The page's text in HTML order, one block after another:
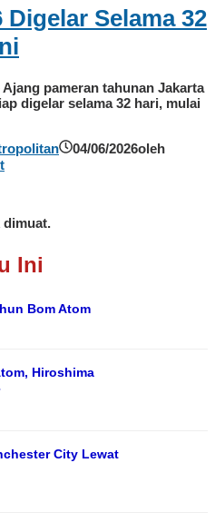
Selama 32
pameran tahunan Jakarta
digelar selama 32 hari, mulai
04/06/2026oleh
dimuat.
Ini
Bom Atom
Hiroshima
City Lewat